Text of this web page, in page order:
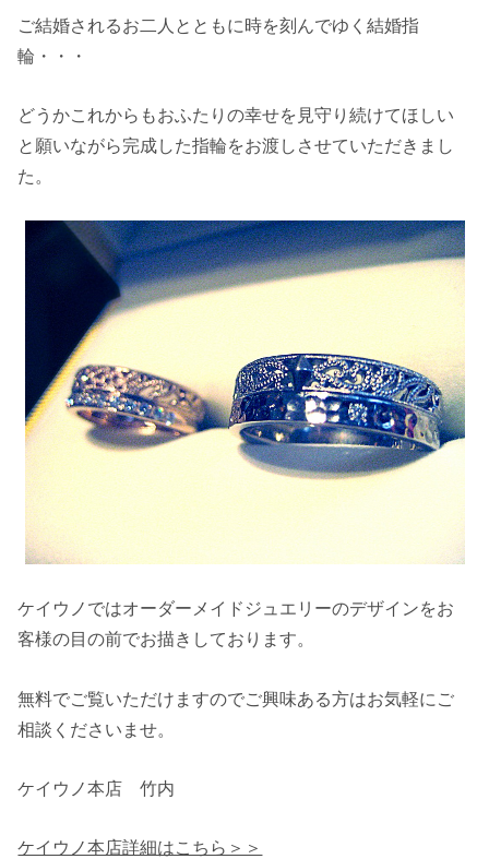
ご結婚されるお二人とともに時を刻んでゆく結婚指
輪・・・
どうかこれからもおふたりの幸せを見守り続けてほしい
と願いながら完成した指輪をお渡しさせていただきまし
た。
ケイウノではオーダーメイドジュエリーのデザインをお
客様の目の前でお描きしております。
無料でご覧いただけますのでご興味ある方はお気軽にご
相談くださいませ。
ケイウノ本店 竹内
ケイウノ本店詳細はこちら＞＞